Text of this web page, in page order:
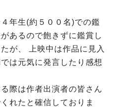
年生(約５００名)での鑑
あるので飽きずに鑑賞し
が、 上映中は作品に見入
は元気に発言したり感想
際は作者出演者の皆さん
れたと確信しておりま